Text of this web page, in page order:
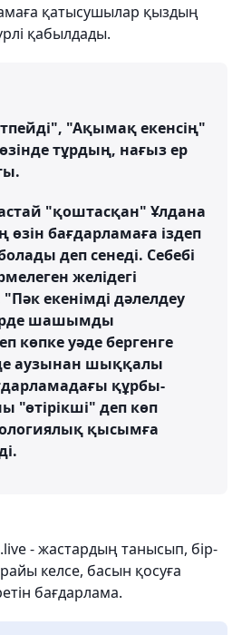
қатысушылар қыздың
қабылдады.
"Ақымақ екенсің"
тұрдың, нағыз ер
"қоштасқан" Ұлдана
өзін бағдарламаға іздеп
деп сенеді. Себебі
желідегі
екенімді дәлелдеу
шашымды
көпке уәде бергенге
аузынан шыққалы
құрбы-
"өтірікші" деп көп
қысымға
- жастардың танысып, бір-
келсе, басын қосуға
бағдарлама.